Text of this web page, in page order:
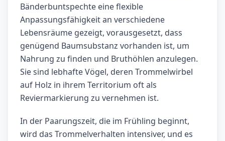
Bänderbuntspechte eine flexible
Anpassungsfähigkeit an verschiedene
Lebensräume gezeigt, vorausgesetzt, dass
genügend Baumsubstanz vorhanden ist, um
Nahrung zu finden und Bruthöhlen anzulegen.
Sie sind lebhafte Vögel, deren Trommelwirbel
auf Holz in ihrem Territorium oft als
Reviermarkierung zu vernehmen ist.
In der Paarungszeit, die im Frühling beginnt,
wird das Trommelverhalten intensiver, und es